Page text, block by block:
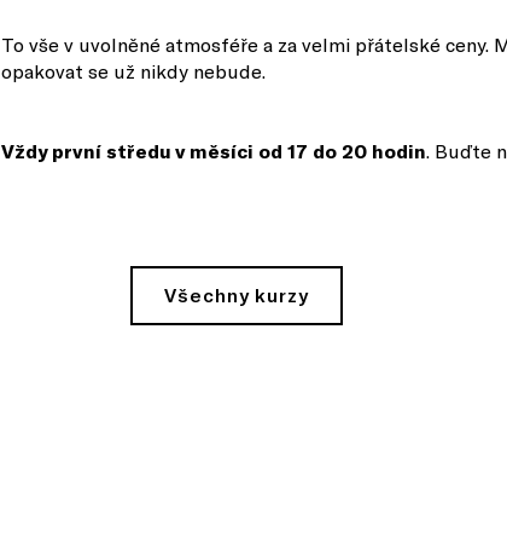
To vše v uvolněné atmosféře a za velmi přátelské ceny.
opakovat se už nikdy nebude.
Vždy první středu v měsíci od 17 do 20 hodin. Buďte
Všechny kurzy